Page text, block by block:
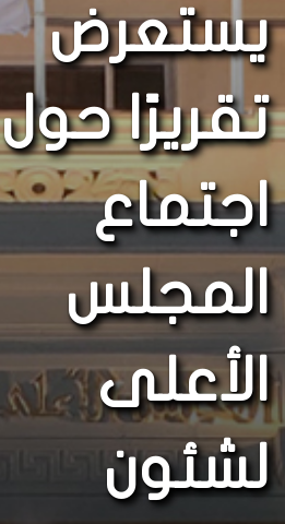
يستعرض
تقريرًا حول
اجتماع
المجلس
الأعلى
لشئون